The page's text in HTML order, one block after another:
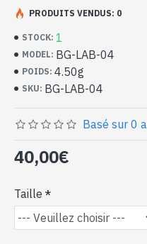
- Taille de la pierre : 13mm x
-Livrée avec un petit sac
Bague indienne
naturelle de
STOCK: 1
MODEL: BG-LAB-04
POIDS: 4.50g
SKU: BG-LAB-04
PRODUITS VENDUS: 0
Basé sur 0
40,00€
Taille